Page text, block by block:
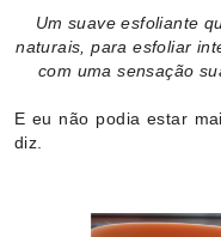
Um suave esfoliante
naturais, para esfoliar
com uma sensação
E eu não podia estar
diz.